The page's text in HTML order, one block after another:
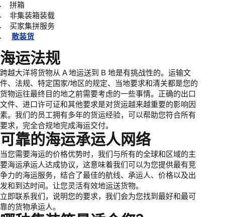
拼箱
非集装箱装载
买家集拼服务
散装货
海运法规
跨越大洋将货物从 A 地运送到 B 地是有挑战性的。运输文
件、法规、特定国家/地区的规定、当地要求和清关都是您的
货物运往最终目的地之前需要考虑的一些事情。正确的出口
文件、进口许可证和其他要求是对货运越来越重要的影响因
素。我们的员工拥有多年的货运经验，可以帮助您符合所有
要求，完全合规地完成海运交付。
可靠的海运承运人网络
当您需要海运的价格优势时，我们与所有的全球和区域的主
要海运承运人达成协议，这意味着我们可以为您提供最有竞
争力的海运服务，结合了最佳的航线、承运人、价格以及出
发和到达时间。让您灵活有效地运送货物。
立即联系我们，说明您的要求，我们会为您找到最好和最可
靠的货物承运人。